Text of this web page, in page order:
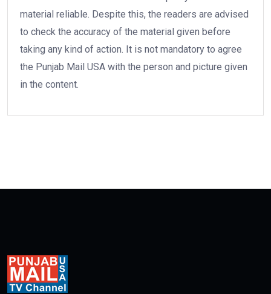
material reliable. Despite this, the readers are advised
to check the accuracy of the material given before
taking any kind of action. It is not mandatory to agree
the Punjab Mail USA with the person and picture given
in the content.